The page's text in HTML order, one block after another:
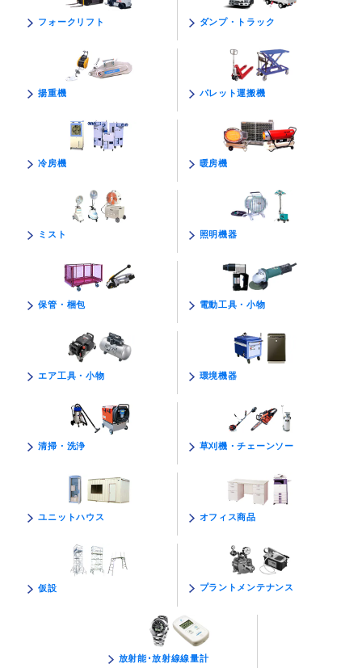
フォークリフト ダンプ・トラック
揚重機 パレット運搬機
冷房機 暖房機
ミスト 照明機器
保管・梱包 電動工具・小物
エア工具・小物 環境機器
清掃・洗浄 草刈機・チェーンソー
ユニットハウス オフィス商品
仮設 プラントメンテナンス
放射能･放射線線量計